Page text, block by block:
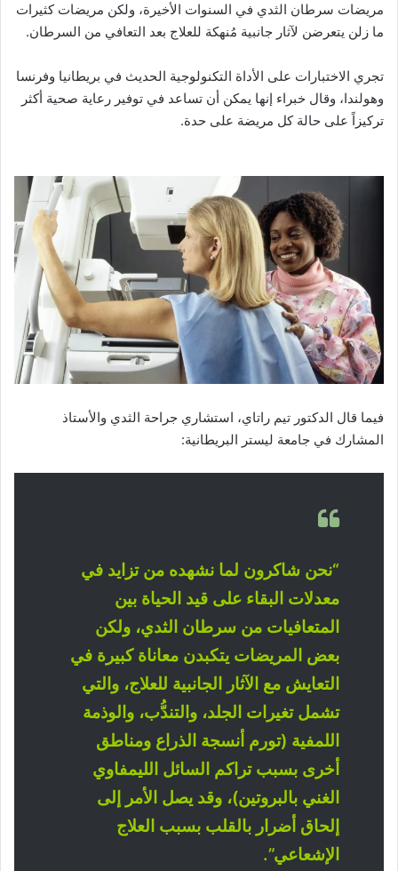
مريضات سرطان الثدي في السنوات الأخيرة، ولكن مريضات كثيرات
ما زلن يتعرضن لآثار جانبية مُنهكة للعلاج بعد التعافي من السرطان.
تجري الاختبارات على الأداة التكنولوجية الحديث في بريطانيا وفرنسا
وهولندا، وقال خبراء إنها يمكن أن تساعد في توفير رعاية صحية أكثر
تركيزاً على حالة كل مريضة على حدة.
فيما قال الدكتور تيم راتاي، استشاري جراحة الثدي والأستاذ
المشارك في جامعة ليستر البريطانية:
“نحن شاكرون لما نشهده من تزايد في
معدلات البقاء على قيد الحياة بين
المتعافيات من سرطان الثدي، ولكن
بعض المريضات يتكبدن معاناة كبيرة في
التعايش مع الآثار الجانبية للعلاج، والتي
تشمل تغيرات الجلد، والتندُّب، والوذمة
اللمفية (تورم أنسجة الذراع ومناطق
أخرى بسبب تراكم السائل الليمفاوي
الغني بالبروتين)، وقد يصل الأمر إلى
إلحاق أضرار بالقلب بسبب العلاج
الإشعاعي”.